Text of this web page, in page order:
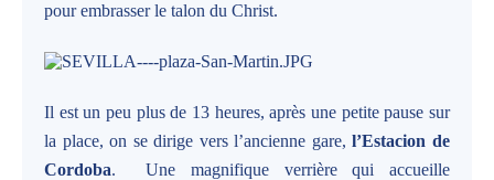
pour embrasser le talon du Christ.
Il est un peu plus de 13 heures, après une petite pause sur
la place, on se dirige vers l’ancienne gare,l’Estacion de
Cordoba. Une magnifique verrière qui accueille